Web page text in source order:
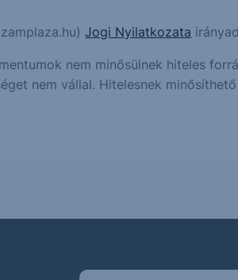
Jogi Nyilatkozata
nem minősülnek hiteles
nem vállal. Hitelesnek minősíthető